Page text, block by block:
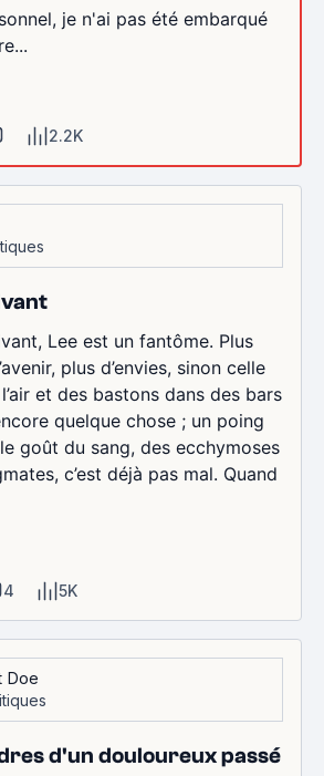
je n'ai pas été embarqué
2.2K
Lee est un fantôme. Plus
plus d’envies, sinon celle
et des bastons dans des bars
quelque chose ; un poing
goût du sang, des ecchymoses
c’est déjà pas mal. Quand
4 5K
Doe
d'un douloureux passé